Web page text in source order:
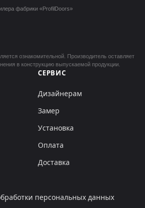
фабрики «ProfilDoors»
ознакомительной. Производитель оставляет
в конструкцию выпускаемой продукции.
СЕРВИС
Дизайнерам
Замер
Установка
Оплата
Доставка
персональных данных